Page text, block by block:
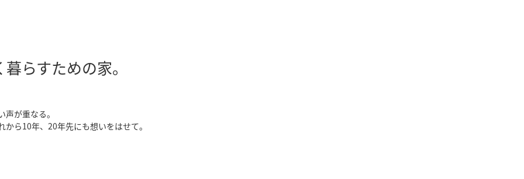
らすための家。
が重なる。
ら10年、20年先にも想いをはせて。